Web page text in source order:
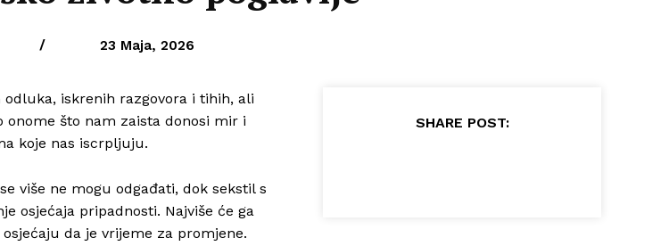
/ 23 Maja, 2026
odluka, iskrenih razgovora i tihih, ali
onome što nam zaista donosi mir i
koje nas iscrpljuju.
više ne mogu odgađati, dok sekstil s
osjećaja pripadnosti. Najviše će ga
da je vrijeme za promjene.
SHARE POST: